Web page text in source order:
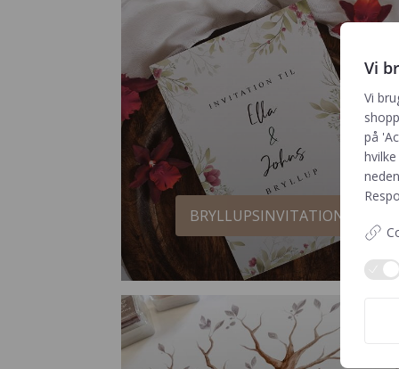
BRYLLUPSINVITATIONER
Vi
Vi
på